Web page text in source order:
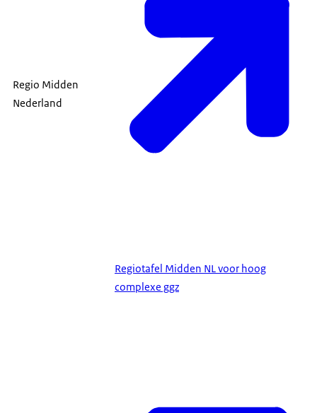
Regio Midden
Nederland
Regiotafel Midden NL voor hoog
complexe ggz